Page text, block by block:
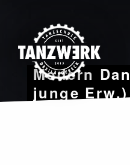
Modern
junge Erw.)